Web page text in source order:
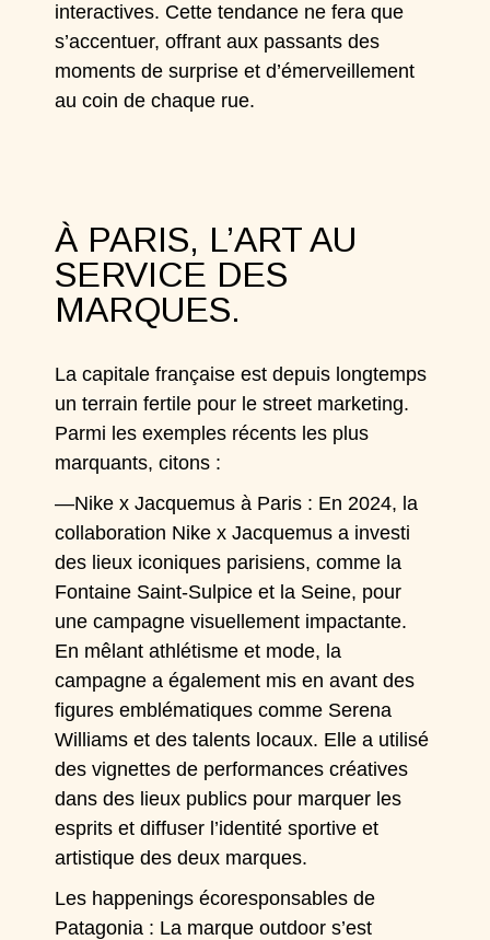
interactives. Cette tendance ne fera que
s’accentuer, offrant aux passants des
moments de surprise et d’émerveillement
au coin de chaque rue.
À PARIS, L’ART AU
SERVICE DES
MARQUES.
La capitale française est depuis longtemps
unterrain fertile pour le street marketing.
Parmi les exemples récents les plus
marquants, citons :
—Nike x Jacquemus à Paris : En 2024, la
collaboration Nike x Jacquemus a investi
des lieux iconiques parisiens, comme la
Fontaine Saint-Sulpice et la Seine, pour
une campagne visuellement impactante.
En mêlant athlétisme et mode, la
campagne a également mis en avant des
figures emblématiques comme Serena
Williams et des talents locaux. Elle a utilisé
des vignettes de performances créatives
dans des lieux publics pour marquer les
esprits et diffuser l’identité sportive et
artistique des deux marques.
Les happenings écoresponsables de
Patagonia : La marque outdoor s’est